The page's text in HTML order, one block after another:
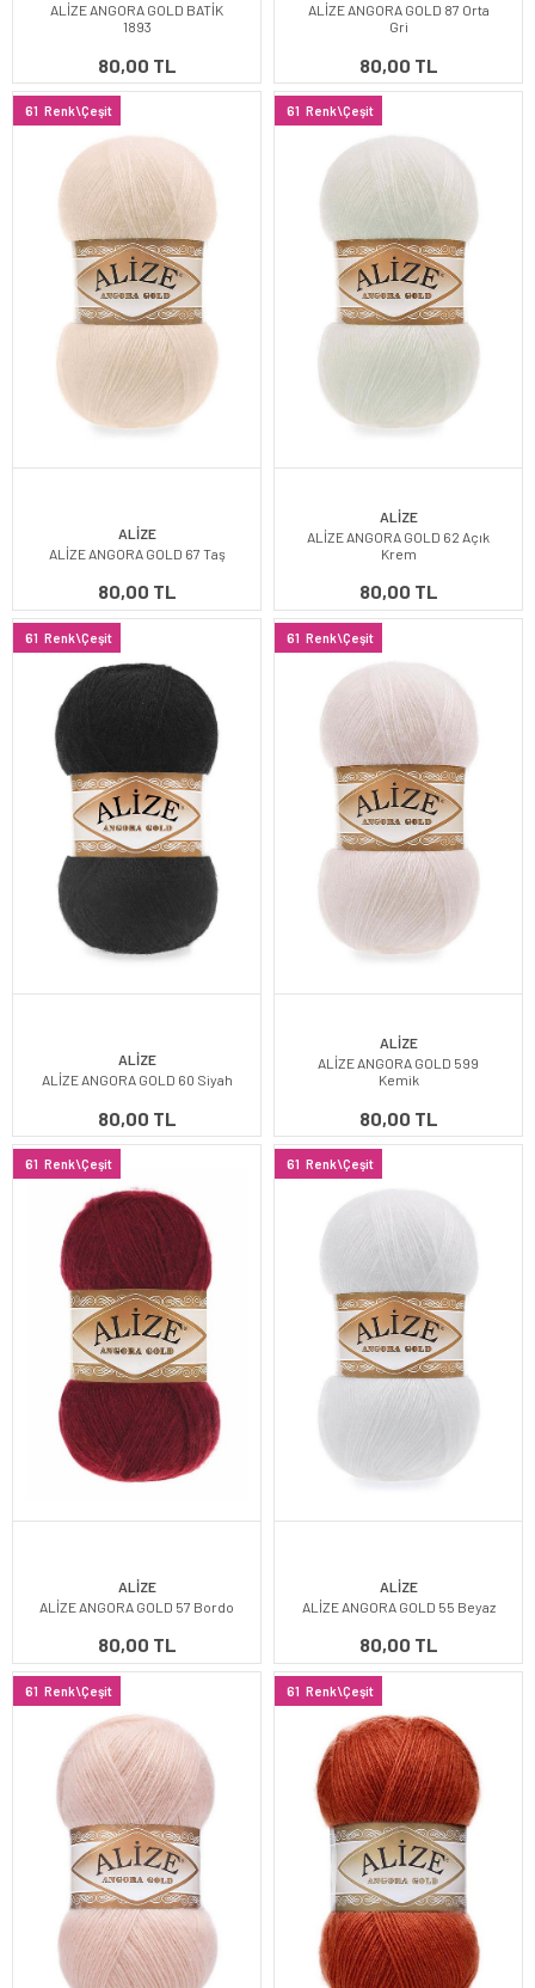
ALİZE ANGORA GOLD BATİK
1893
80,00 TL
ALİZE ANGORA GOLD 87 Orta
Gri
80,00 TL
61 Renk\Çeşit
ALİZE
ALİZE ANGORA GOLD 67 Taş
80,00 TL
61 Renk\Çeşit
ALİZE
ALİZE ANGORA GOLD 62 Açık
Krem
80,00 TL
61 Renk\Çeşit
ALİZE
ALİZE ANGORA GOLD 60 Siyah
80,00 TL
61 Renk\Çeşit
ALİZE
ALİZE ANGORA GOLD 599
Kemik
80,00 TL
61 Renk\Çeşit
ALİZE
ALİZE ANGORA GOLD 57 Bordo
80,00 TL
61 Renk\Çeşit
ALİZE
ALİZE ANGORA GOLD 55 Beyaz
80,00 TL
61 Renk\Çeşit 61 Renk\Çeşit